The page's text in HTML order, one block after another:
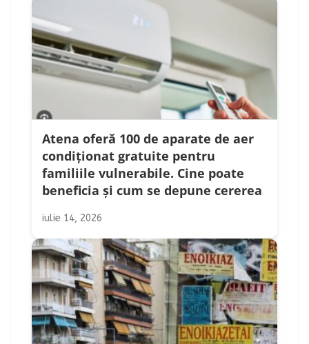
Atena oferă 100 de aparate de aer
condiționat gratuite pentru
familiile vulnerabile. Cine poate
beneficia și cum se depune cererea
iulie 14, 2026